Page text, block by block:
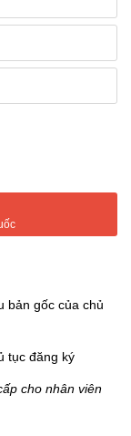
bản gốc của chủ
tục đăng ký
cho nhân viên